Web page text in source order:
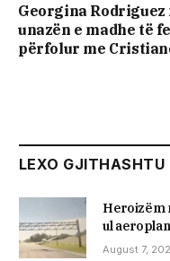
Georgina
unazën e madhe të
përfolur me
LEXO GJITHASHTU
Heroizëm
ul
August 7,